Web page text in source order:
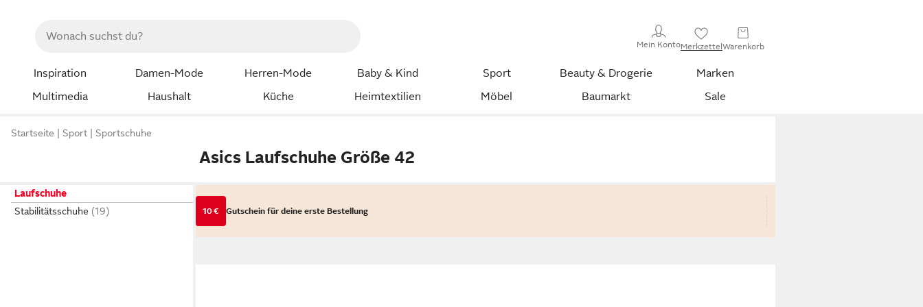
Mein KontoMerkzettelWarenkorb
Inspiration Damen-Mode Herren-Mode Baby & Kind Sport Beauty & Drogerie
Marken
Multimedia
Haushalt Küche Heimtextilien Möbel Baumarkt Sale
Startseite Sport Sportschuhe
Asics Laufschuhe Größe 42
Laufschuhe
Stabilitätsschuhe
10 € Gutschein für deine erste Bestellung